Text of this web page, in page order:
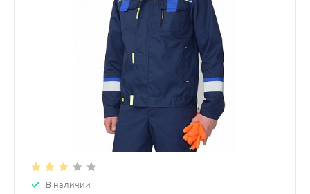
В наличии